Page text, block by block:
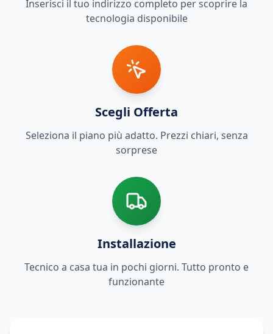
Inserisci il tuo indirizzo completo per scoprire la
tecnologia disponibile
Scegli Offerta
Seleziona il piano più adatto. Prezzi chiari, senza
sorprese
Installazione
Tecnico a casa tua in pochi giorni. Tutto pronto e
funzionante